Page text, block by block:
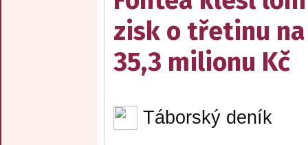
zisk o třetinu na
35,3 milionu Kč
Táborský deník